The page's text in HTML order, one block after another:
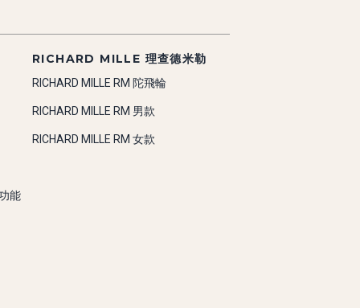
能
RICHARD MILLE 理查德米勒
RICHARD MILLE RM 陀飛輪
RICHARD MILLE RM 男款
RICHARD MILLE RM 女款